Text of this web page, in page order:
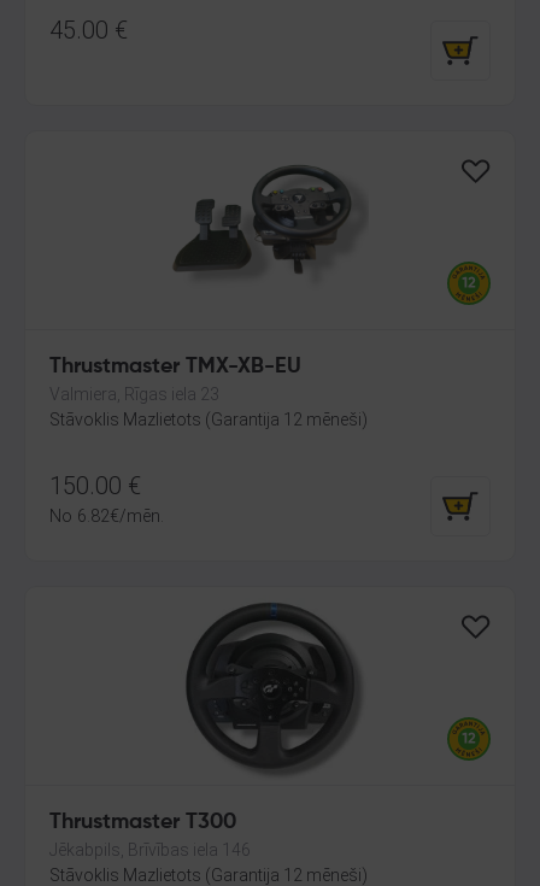
45.00 €
Thrustmaster TMX-XB-EU
Valmiera, Rīgas iela 23
Stāvoklis Mazlietots (Garantija 12 mēneši)
150.00 €
No 6.82€/mēn.
Thrustmaster T300
Jēkabpils, Brīvības iela 146
Stāvoklis Mazlietots (Garantija 12 mēneši)